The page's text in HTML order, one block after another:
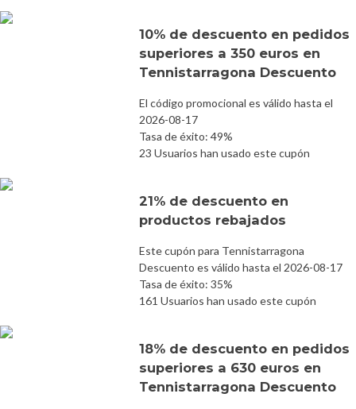
10% de descuento en pedidos
superiores a 350 euros en
Tennistarragona Descuento
El código promocional es válido hasta el
2026-08-17
Tasa de éxito: 49%
23 Usuarios han usado este cupón
21% de descuento en
productos rebajados
Este cupón para Tennistarragona
Descuento es válido hasta el 2026-08-17
Tasa de éxito: 35%
161 Usuarios han usado este cupón
18% de descuento en pedidos
superiores a 630 euros en
Tennistarragona Descuento